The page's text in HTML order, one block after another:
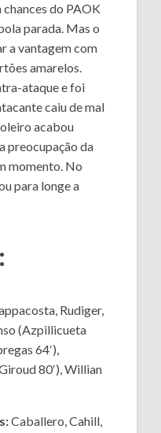
do PAOK
parada. Mas o
a vantagem com
amarelos.
ataque e foi
caiu de mal
acabou
preocupação da
momento. No
para longe a
Rudiger,
(Azpillicueta
64′),
80′), Willian
Caballero, Cahill,